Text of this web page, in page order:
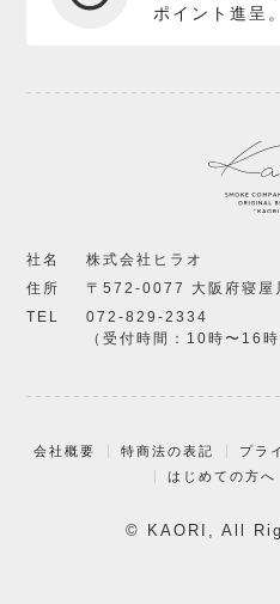
ポイント進呈
社名
株式会社ヒラオ
住所
〒572-0077 大阪府寝屋
TEL
072-829-2334
（受付時間：10時〜16時
会社概要 特商法の表記 プラ
はじめての方へ
© KAORI, All